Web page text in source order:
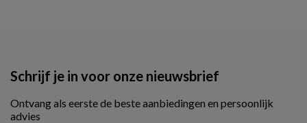
Schrijf je in voor onze nieuwsbrief
Ontvang als eerste de beste aanbiedingen en persoonlijk
advies